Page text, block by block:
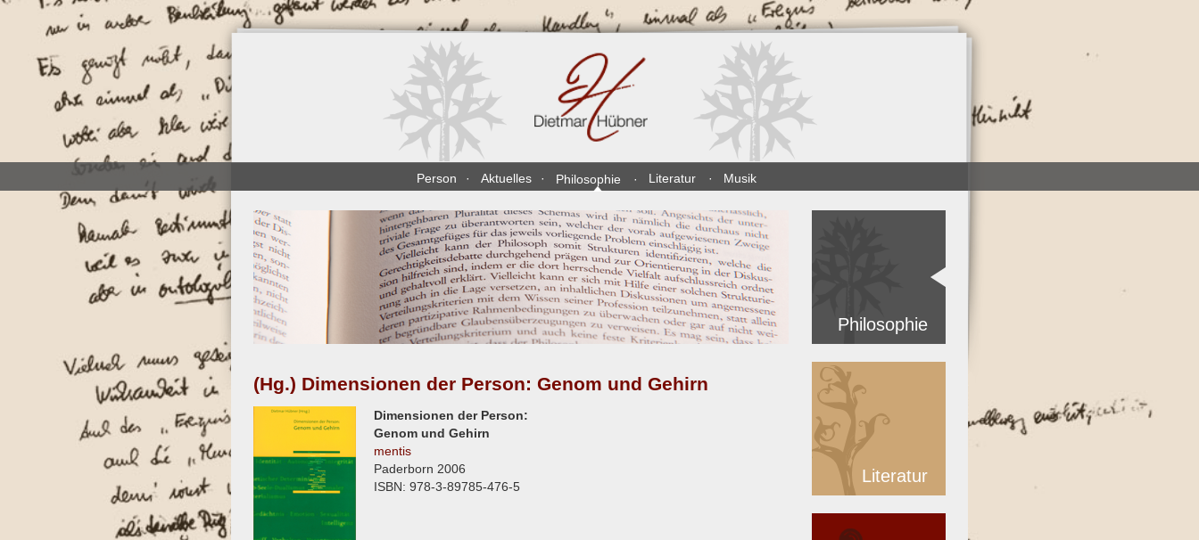
Person Aktuelles Philosophie Literatur Musik
(Hg.) Dimensionen der Person: Genom und Gehirn
Dimensionen der Person:
Genom und Gehirn
mentis
Paderborn 2006
ISBN: 978-3-89785-476-5
Philosophie
Literatur